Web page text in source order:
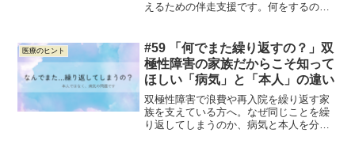
えるための伴走支援です。何をするの
医療のヒント
#59 「何でまた繰り返すの？」双
極性障害の家族だからこそ知って
ほしい「病気」と「本人」の違い
双極性障害で浪費や再入院を繰り返す家
族を支えている方へ。なぜ同じことを繰
り返してしまうのか、病気と本人を分け